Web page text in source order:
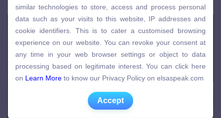
data such as your visits to this website, IP addresses and
cookie identifiers. This is to cater a customised browsing
experience on our website. You can revoke your consent at
any time in your web browser settings or object to data
processing based on legitimate interest. You can click here
on
Learn More to know our Privacy Policy on elsaspeak.com
Accept
similar technologies to store, access and process personal
data such as your visits to this website, IP addresses and
cookie identifiers. This is to cater a customised browsing
experience on our website. You can revoke your consent at
any time in your web browser settings or object to data
processing based on legitimate interest. You can click here
on Learn More to know our Privacy Policy on elsaspeak.com
Accept